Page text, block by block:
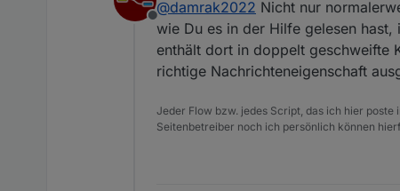
Offline
@damrak2022 Nicht nur
wie Du es in der Hilfe gelesen
enthält dort in doppelt geschweifte
richtige Nachrichteneigenschaft
Jeder Flow bzw. jedes Script, das ich hier
Seitenbetreiber noch ich persönlich können